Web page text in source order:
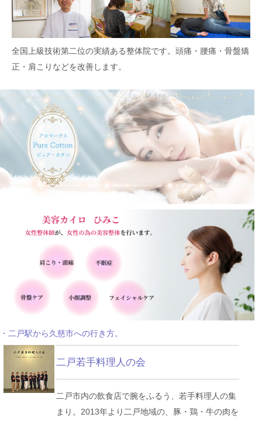
(2024/2/23)
二戸ナビ
＊一戸店(米吉) 店舗紹介＊
全国上級技術第二位の実績ある整体院です。頭痛・腰痛・骨盤矯
正・肩こりなどを改善します。
・二戸駅から久慈市への行き方。
二戸若手料理人の会
二戸市内の飲食店で腕をふるう、若手料理人の集
まり。2013年より二戸地域の、豚・鶏・牛の肉を